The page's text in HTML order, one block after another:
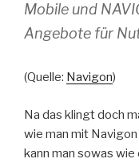
Mobile und
Angebote für
(Quelle: Navigon)
Na das klingt doch
wie man mit
kann man sowas wie